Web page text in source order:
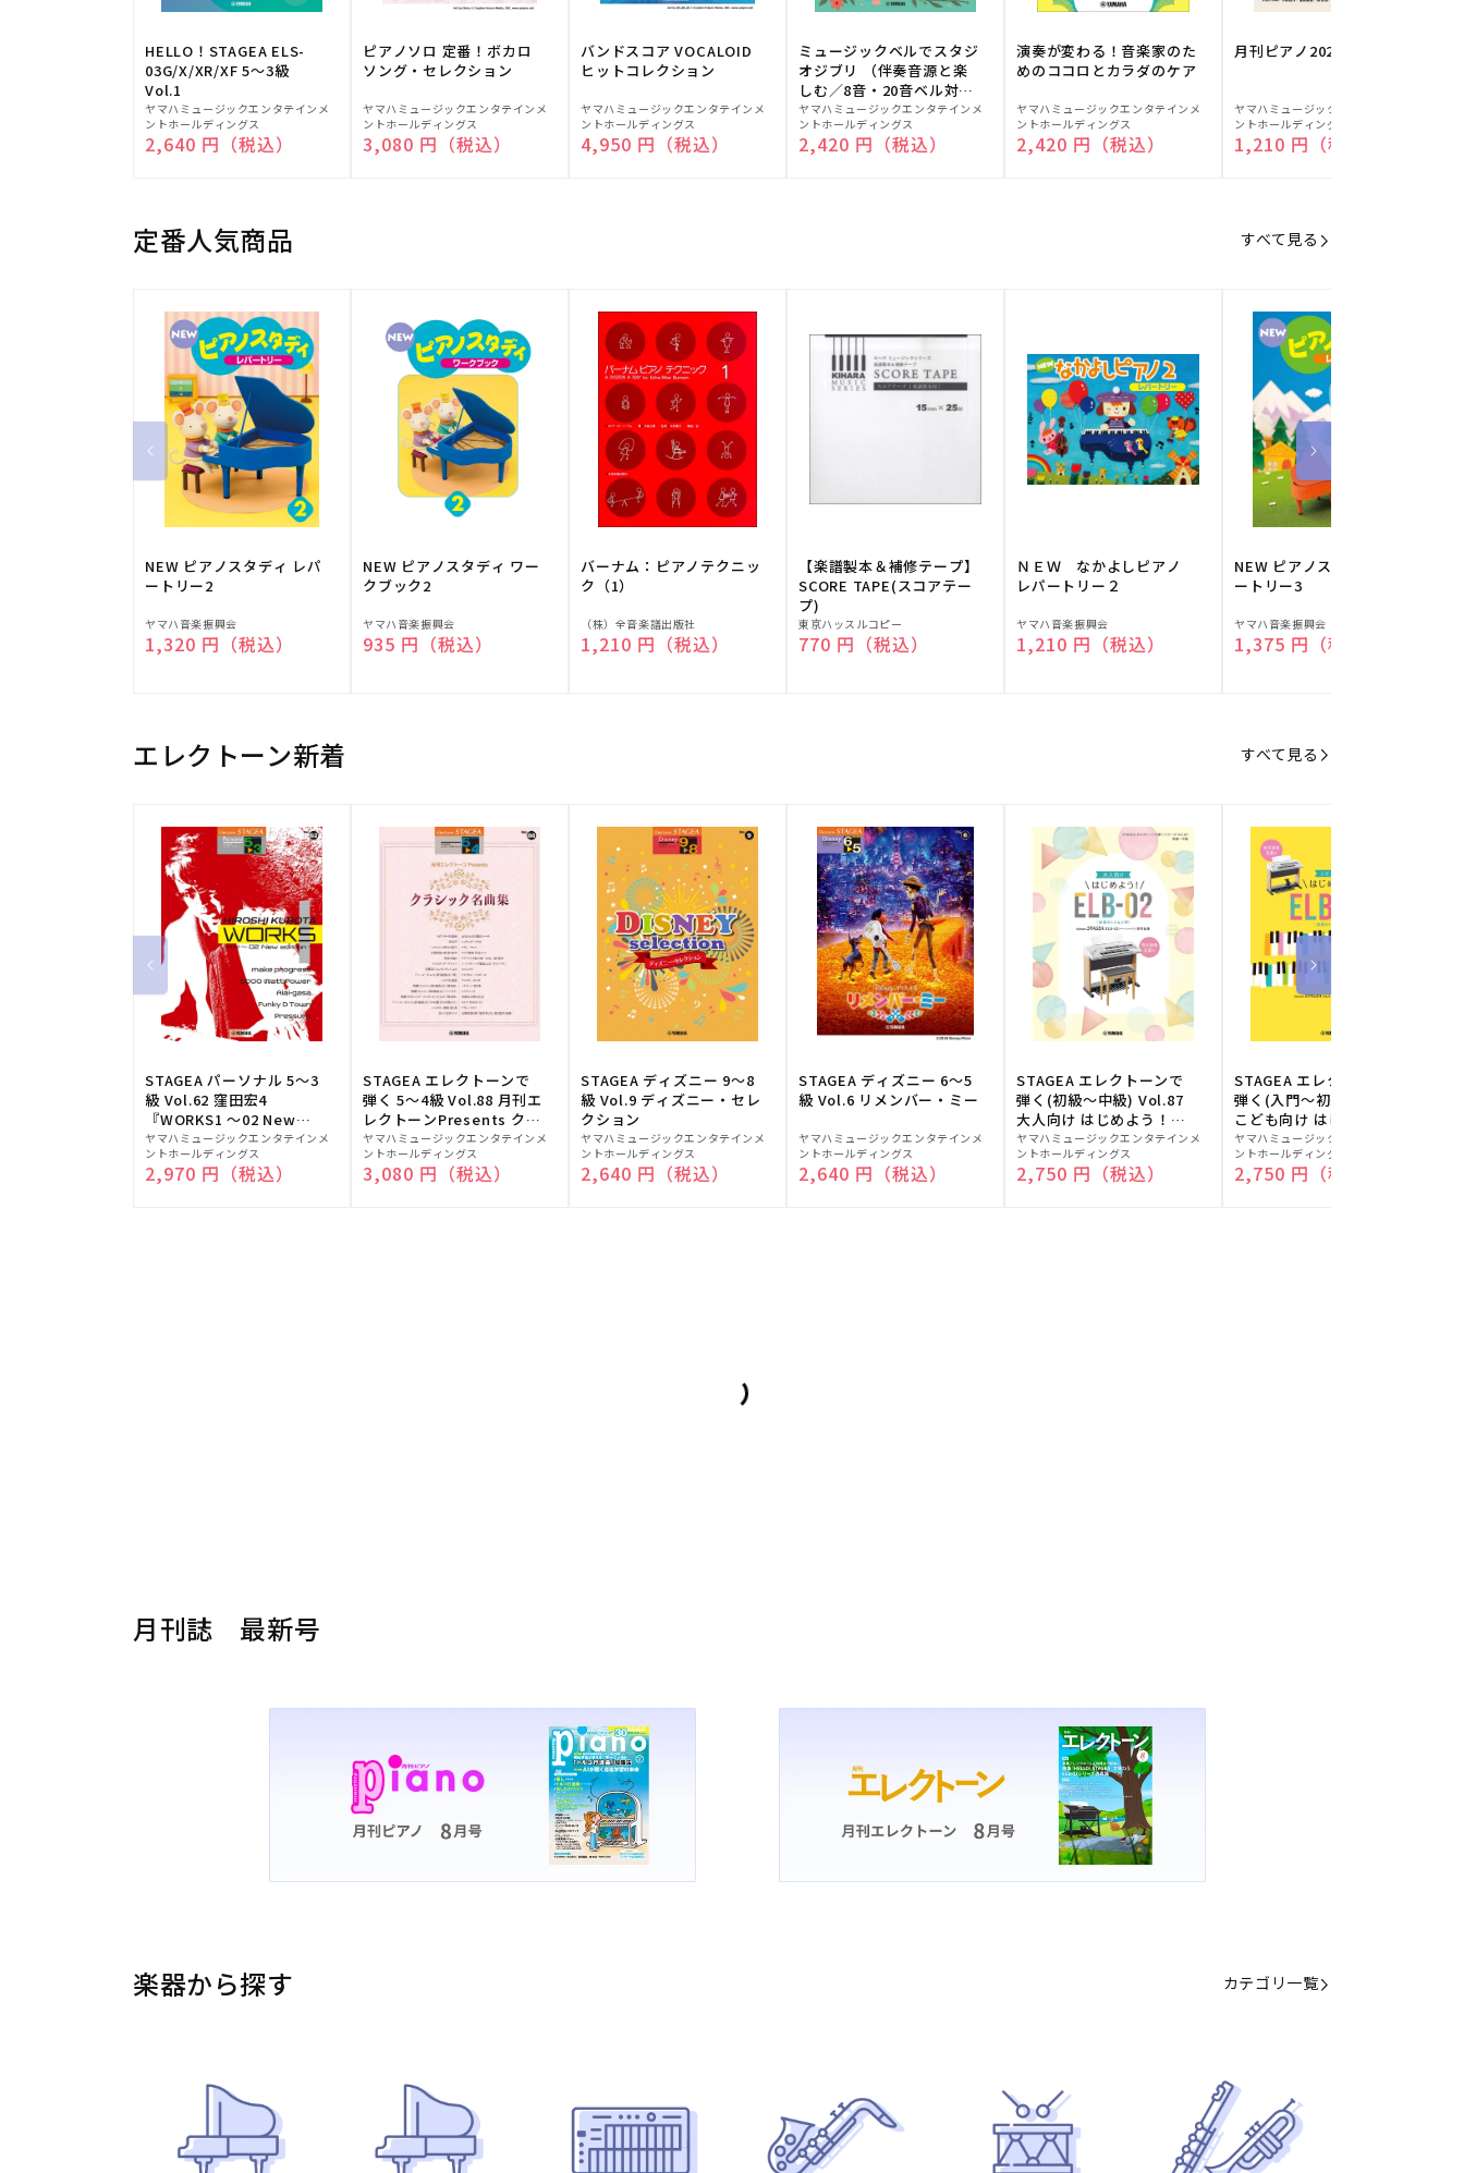
HELLO！STAGEA ELS-
03G/X/XR/XF 5～3級
Vol.1
販
売
元:
ヤマハミュージックエンタテインメ
ントホールディングス
通常価格
2,640 円（税込）
ピアノソロ 定番！ボカロ
ソング・セレクション
販
売
元:
ヤマハミュージックエンタテインメ
ントホールディングス
通常価格
3,080 円（税込）
バンドスコア VOCALOID
ヒットコレクション
販
売
元:
ヤマハミュージックエンタテインメ
ントホールディングス
通常価格
4,950 円（税込）
ミュージックベルでスタジ
オジブリ （伴奏音源と楽
しむ／8音・20音ベル対応
／ドレミふりがな付）
販
売
元:
ヤマハミュージックエンタテインメ
ントホールディングス
通常価格
2,420 円（税込）
演奏が変わる！音楽家のた
めのココロとカラダのケア
販
売
元:
ヤマハミュージックエンタテインメ
ントホールディングス
通常価格
2,420 円（税込）
月刊ピアノ2026年8月号
販
売
元:
ヤマハミュージックエンタテインメ
ントホールディングス
通常価格
1,210 円（税込）
定番人気商品 すべて見る
NEW ピアノスタディ レパ
ートリー2
販
売
ヤマハ音楽振興会
通常価格
1,320 円（税込）
NEW ピアノスタディ ワー
クブック2
販
売
ヤマハ音楽振興会
通常価格
935 円（税込）
バーナム：ピアノテクニッ
ク（1）
販
売
（株）全音楽譜出版社
通常価格
1,210 円（税込）
【楽譜製本＆補修テープ】
SCORE TAPE(スコアテー
プ)
販
売
東京ハッスルコピー
通常価格
770 円（税込）
ＮＥＷ なかよしピアノ
レパートリー２
販
売
ヤマハ音楽振興会
通常価格
1,210 円（税込）
NEW ピアノスタディ レパ
ートリー3
販
売
ヤマハ音楽振興会
通常価格
1,375 円（税込）
エレクトーン新着 すべて見る
STAGEA パーソナル 5～3
級 Vol.62 窪田宏4
『WORKS1 ～02 New
edition～』
販
売
元:
ヤマハミュージックエンタテインメ
ントホールディングス
通常価格
2,970 円（税込）
STAGEA エレクトーンで
弾く 5～4級 Vol.88 月刊エ
レクトーンPresents クラ
シック名曲集
販
売
元:
ヤマハミュージックエンタテインメ
ントホールディングス
通常価格
3,080 円（税込）
STAGEA ディズニー 9～8
級 Vol.9 ディズニー・セレ
クション
販
売
元:
ヤマハミュージックエンタテインメ
ントホールディングス
通常価格
2,640 円（税込）
STAGEA ディズニー 6～5
級 Vol.6 リメンバー・ミー
販
売
元:
ヤマハミュージックエンタテインメ
ントホールディングス
通常価格
2,640 円（税込）
STAGEA エレクトーンで
弾く(初級～中級) Vol.87
大人向け はじめよう！
ELB-02(楽器のトリセツ
付)
販
売
元:
ヤマハミュージックエンタテインメ
ントホールディングス
通常価格
2,750 円（税込）
STAGEA エレクトーンで
弾く(入門～初級) Vol.86
こども向け はじめよう！
ELB-02(楽器のトリセツ
付)
販
売
元:
ヤマハミュージックエンタテインメ
ントホールディングス
通常価格
2,750 円（税込）
月刊誌 最新号
楽器から探す カテゴリ一覧